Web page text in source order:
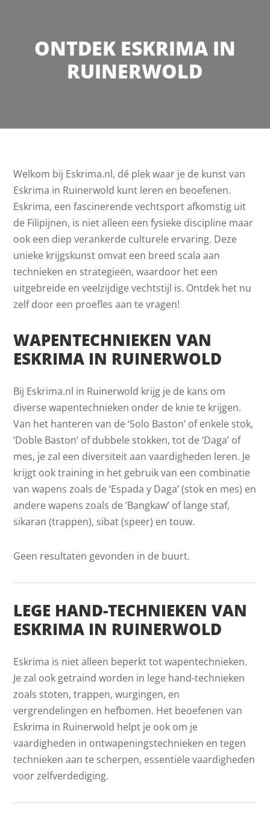
ONTDEK ESKRIMA IN
RUINERWOLD
Welkom bij Eskrima.nl, dé plek waar je de kunst van
Eskrima in Ruinerwold kunt leren en beoefenen.
Eskrima, een fascinerende vechtsport afkomstig uit
de Filipijnen, is niet alleen een fysieke discipline maar
ook een diep verankerde culturele ervaring. Deze
unieke krijgskunst omvat een breed scala aan
technieken en strategieën, waardoor het een
uitgebreide en veelzijdige vechtstijl is. Ontdek het nu
zelf door een proefles aan te vragen!
WAPENTECHNIEKEN VAN
ESKRIMA IN RUINERWOLD
Bij Eskrima.nl in Ruinerwold krijg je de kans om
diverse wapentechnieken onder de knie te krijgen.
Van het hanteren van de ‘Solo Baston’ of enkele stok,
‘Doble Baston’ of dubbele stokken, tot de ‘Daga’ of
mes, je zal een diversiteit aan vaardigheden leren. Je
krijgt ook training in het gebruik van een combinatie
van wapens zoals de ‘Espada y Daga’ (stok en mes) en
andere wapens zoals de ‘Bangkaw’ of lange staf,
sikaran (trappen), sibat (speer) en touw.
Geen resultaten gevonden in de buurt.
LEGE HAND-TECHNIEKEN VAN
ESKRIMA IN RUINERWOLD
Eskrima is niet alleen beperkt tot wapentechnieken.
Je zal ook getraind worden in lege hand-technieken
zoals stoten, trappen, wurgingen, en
vergrendelingen en hefbomen. Het beoefenen van
Eskrima in Ruinerwold helpt je ook om je
vaardigheden in ontwapeningstechnieken en tegen
technieken aan te scherpen, essentiële vaardigheden
voor zelfverdediging.